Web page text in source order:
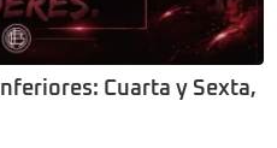
Cuarta y Sexta,